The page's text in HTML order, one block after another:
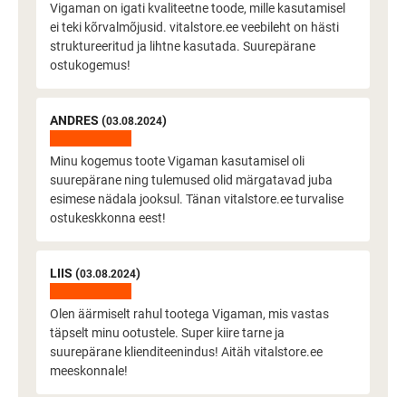
Vigaman on igati kvaliteetne toode, mille kasutamisel
ei teki kõrvalmõjusid. vitalstore.ee veebileht on hästi
struktureeritud ja lihtne kasutada. Suurepärane
ostukogemus!
ANDRES (03.08.2024)
Minu kogemus toote Vigaman kasutamisel oli
suurepärane ning tulemused olid märgatavad juba
esimese nädala jooksul. Tänan vitalstore.ee turvalise
ostukeskkonna eest!
LIIS (03.08.2024)
Olen äärmiselt rahul tootega Vigaman, mis vastas
täpselt minu ootustele. Super kiire tarne ja
suurepärane klienditeenindus! Aitäh vitalstore.ee
meeskonnale!